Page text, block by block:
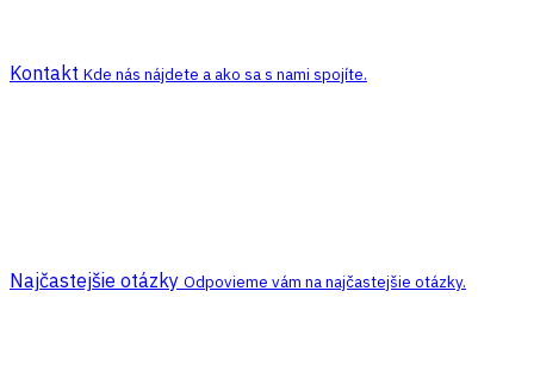
Kontakt Kde nás nájdete a ako sa s nami spojíte.
Najčastejšie otázky Odpovieme vám na najčastejšie otázky.